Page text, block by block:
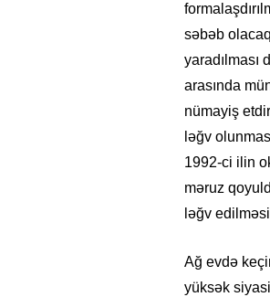
səbəb
yaradılması
arasında
nümayiş
ləğv
1992-ci ilin
məruz
ləğv
Ağ evdə
yüksək